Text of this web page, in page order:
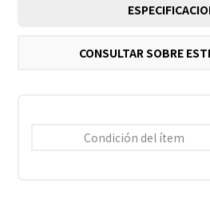
CONSULTAR SOBRE
Condición del ítem